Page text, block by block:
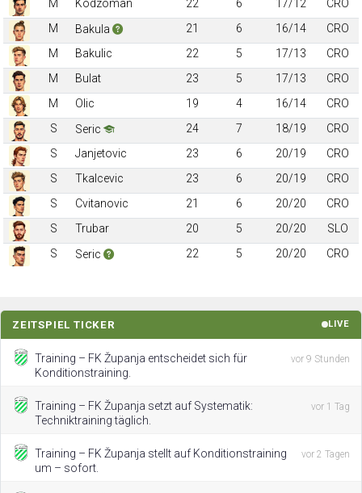
M
Kodzoman 22 6 17/12
CRO
M
Bakula 21 6 16/14
CRO
M
Bakulic 22 5 17/13
CRO
M
Bulat 23 5 17/13
CRO
M
Olic 19 4 16/14
CRO
S
Seric 24 7 18/19
CRO
S
Janjetovic 23 6 20/19
CRO
S
Tkalcevic 23 6 20/19
CRO
S
Cvitanovic 21 6 20/20
CRO
S
Trubar 20 5 20/20
SLO
S
Seric 22 5 20/20 CRO
ZEITSPIEL TICKER LIVE
Training – FK Županja entscheidet sich für
Konditionstraining.
vor 9 Stunden
Training – FK Županja setzt auf Systematik:
Techniktraining täglich.
vor 1 Tag
Training – FK Županja stellt auf Konditionstraining
um – sofort.
vor 2 Tagen